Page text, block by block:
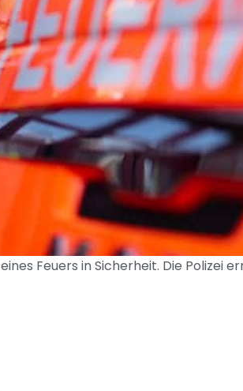
Feuers in Sicherheit. Die